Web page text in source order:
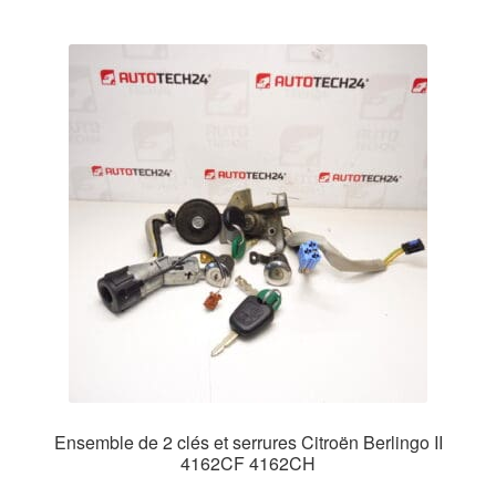
plus
au
Ensemble de 2 clés et serrures Citroën Berlingo II
4162CF 4162CH